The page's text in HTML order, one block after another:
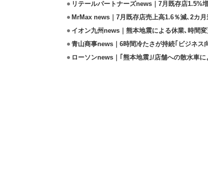
リテールパートナーズnews｜7月既存店1.5%
MrMax news｜7月既存店売上高1.6％減､2カ月
イオン九州news｜熊本地震による休業､時間
青山商事news｜6時間冷たさが持続｢ビジネス
ローソンnews｜｢熊本地震｣/店舗への散水車